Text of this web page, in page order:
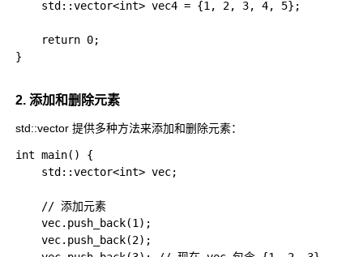
    std::vector<int> vec4 = {1, 2, 3, 4, 5};
    return 0;
}
2. 添加和删除元素
std::vector 提供多种方法来添加和删除元素：
int main() {
    std::vector<int> vec;
    // 添加元素
    vec.push_back(1);
    vec.push_back(2);